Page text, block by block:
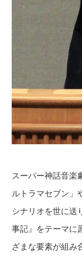
スーパー神話音楽
ルトラマセブン」
シナリオを世に送
事記』をテーマに
ざまな要素が組み